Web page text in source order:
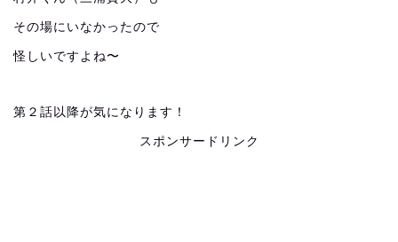
その場にいなかったので
怪しいですよね〜
第２話以降が気になります！
スポンサードリンク